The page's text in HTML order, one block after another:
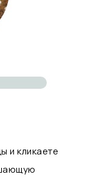
и кликаете